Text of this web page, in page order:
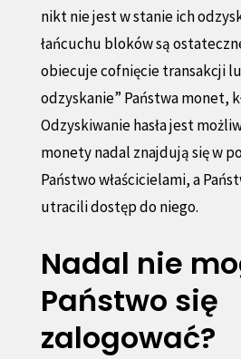
nikt nie jest w stanie ich
łańcuchu bloków są
obiecuje cofnięcie transakcji
odzyskanie” Państwa monet,
Odzyskiwanie hasła jest
monety nadal znajdują się w
Państwo właścicielami, a
utracili dostęp do niego.
Nadal nie
Państwo się
zalogować?